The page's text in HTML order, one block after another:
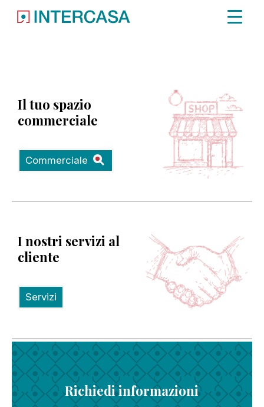
Il tuo spazio
commerciale
Commerciale
I nostri servizi al
cliente
Servizi
Richiedi informazioni